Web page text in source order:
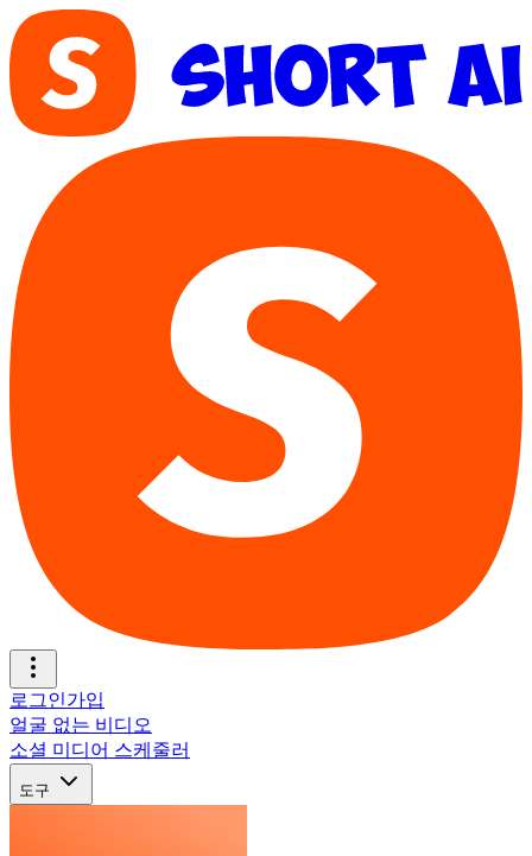
로그인가입
얼굴 없는 비디오
소셜 미디어 스케줄러
도구